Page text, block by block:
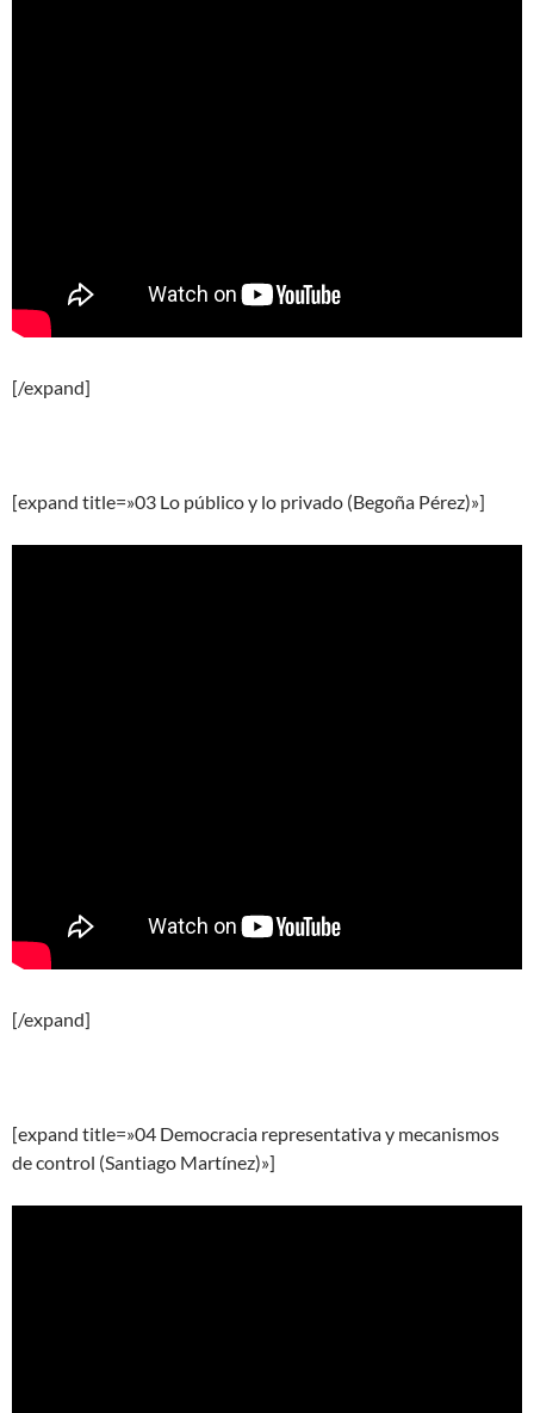
[/expand]
[expand title=»03 Lo público y lo privado (Begoña Pérez)»]
[/expand]
[expand title=»04 Democracia representativa y mecanismos
de control (Santiago Martínez)»]